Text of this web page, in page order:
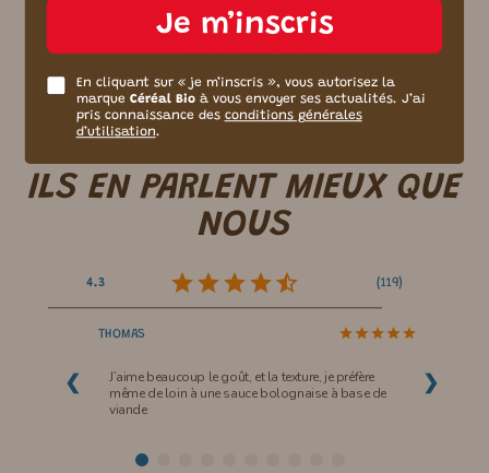
Plus d’articles
ILS EN PARLENTMIEUXQUE
NOUS
4.3 (119)
❮
THOMAS
J’aime beaucoup le goût, et la texture, je préfère
même de loin à une sauce bolognaise à base de
viande
❯
Je m’inscris
En cliquant sur « je m’inscris », vous autorisez la
marque Céréal Bioà vous envoyer ses actualités. J’ai
pris connaissance des conditions générales
d’utilisation.